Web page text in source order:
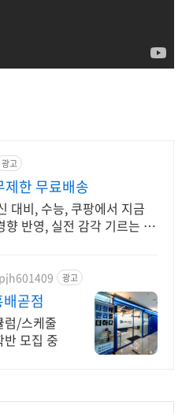
광고
제한 무료배송
대비, 수능, 쿠팡에서 지금
향 반영, 실전 감각 기르는 교
광고
곧점
럼/스케줄
모집 중